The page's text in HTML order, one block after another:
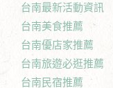
台南最新活動資訊
台南美食推薦
台南優店家推薦
台南旅遊必逛推薦
台南民宿推薦